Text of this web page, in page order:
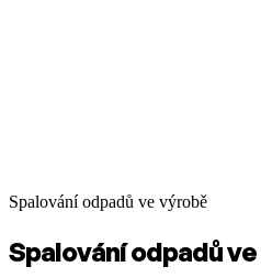
Spalování odpadů ve výrobě
Spalování odpadů